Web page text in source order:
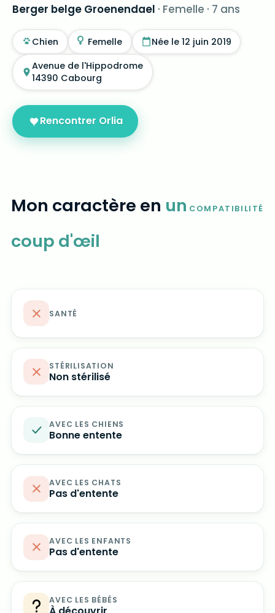
Berger belge Groenendael · Femelle · 7 ans
Chien Femelle
Née le 12 juin 2019
Avenue de l'Hippodrome
14390 Cabourg
Rencontrer Orlia
Mon caractère en un
coup d'œil
COMPATIBILITÉ
SANTÉ
STÉRILISATION
Non stérilisé
AVEC LES CHIENS
Bonne entente
AVEC LES CHATS
Pas d'entente
AVEC LES ENFANTS
Pas d'entente
AVEC LES BÉBÉS